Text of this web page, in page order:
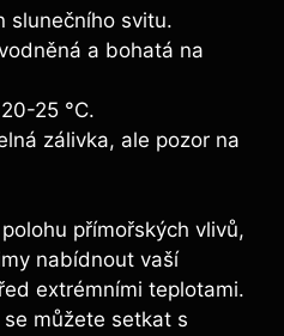
slunečního svitu.
a bohatá na
25 °C.
zálivka, ale pozor na
přímořských vlivů,
nabídnout vaší
extrémními teplotami.
můžete setkat s